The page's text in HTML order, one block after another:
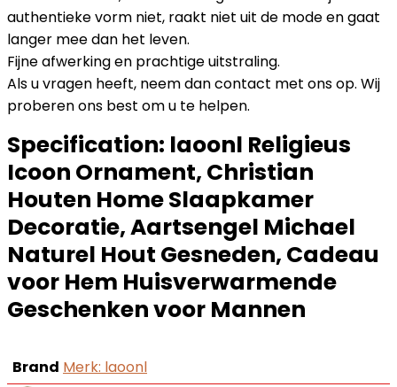
authentieke vorm niet, raakt niet uit de mode en gaat
langer mee dan het leven.
Fijne afwerking en prachtige uitstraling.
Als u vragen heeft, neem dan contact met ons op. Wij
proberen ons best om u te helpen.
Specification: laoonl Religieus
Icoon Ornament, Christian
Houten Home Slaapkamer
Decoratie, Aartsengel Michael
Naturel Hout Gesneden, Cadeau
voor Hem Huisverwarmende
Geschenken voor Mannen
Brand Merk: laoonl